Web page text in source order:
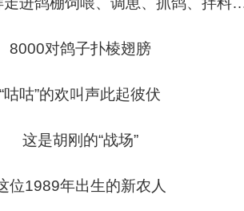
8000对鸽子扑棱翅膀
“咕咕”的欢叫声此起彼伏
这是胡刚 的“战场”
位1989年出生的新农人